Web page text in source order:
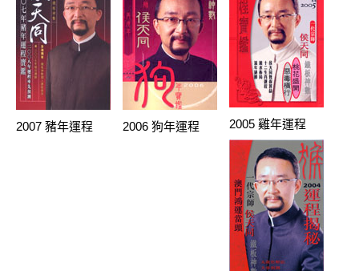
2007 豬年運程 2006 狗年運程 2005 雞年運程